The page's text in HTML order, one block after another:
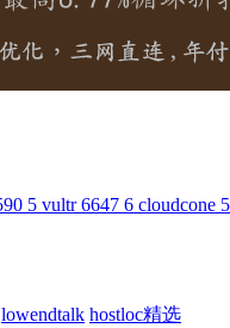
5 vultr 6647 6 cloudcone
lowendtalk hostloc精选